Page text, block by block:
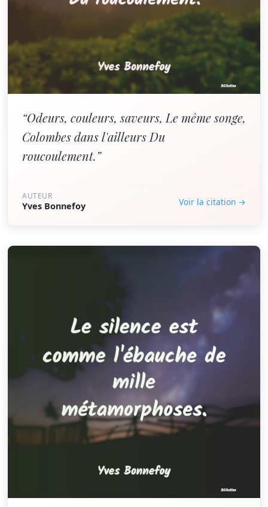
“Odeurs, couleurs, saveurs, Le même songe,
Colombes dans l'ailleurs Du
roucoulement.”
AUTEUR
Yves Bonnefoy Voir la citation →